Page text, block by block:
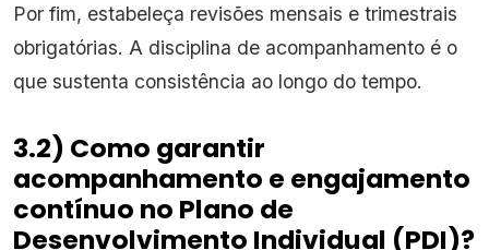
Por fim, estabeleça revisões mensais e trimestrais
obrigatórias. A disciplina de acompanhamento é o
que sustenta consistência ao longo do tempo.
3.2) Como garantir
acompanhamento e engajamento
contínuo no Plano de
Desenvolvimento Individual (PDI)?